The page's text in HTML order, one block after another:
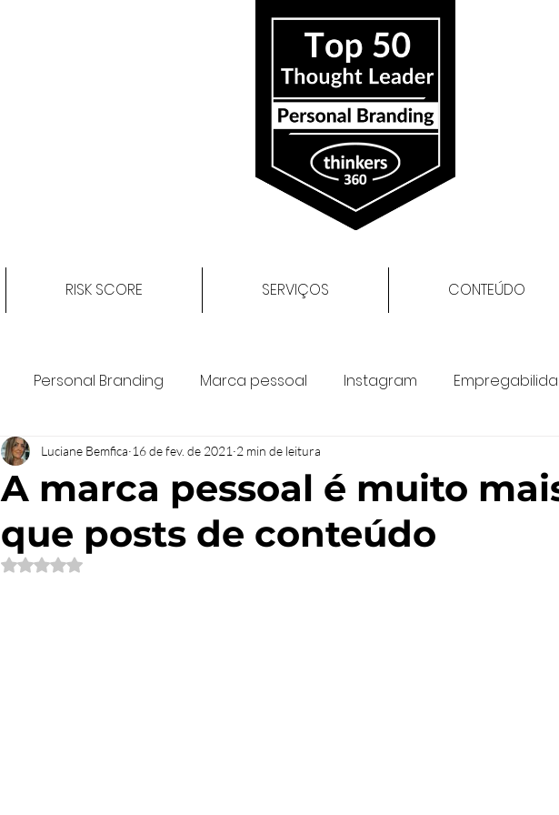
RISK SCORE SERVIÇOS CONTEÚDO
Personal Branding Marca pessoal Instagram
IA
A marca pessoal é muito
que posts de conteúdo
Luciane Bemfica 16 de fev. de 2021 2 min de leitura
Avaliado com NaN de 5 estrelas.